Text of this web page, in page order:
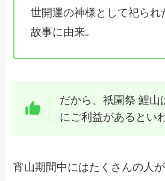
世開運の神様として祀られ
故事に由来｡
だから、祇園祭 鯉山
にご利益があるとい
宵山期間中にはたくさんの人